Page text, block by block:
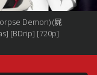
Demon) (屍
[BDrip] [720p]